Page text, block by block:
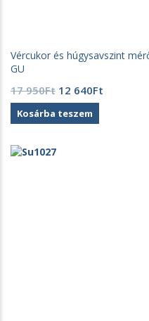
Vércukor és húgysavszint
GU
17 950Ft Original
price
was:
12 640Ft
Kosárba teszem